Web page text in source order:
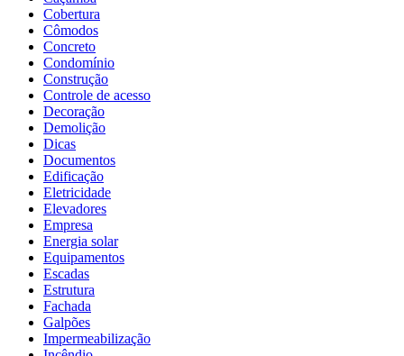
Cobertura
Cômodos
Concreto
Condomínio
Construção
Controle de acesso
Decoração
Demolição
Dicas
Documentos
Edificação
Eletricidade
Elevadores
Empresa
Energia solar
Equipamentos
Escadas
Estrutura
Fachada
Galpões
Impermeabilização